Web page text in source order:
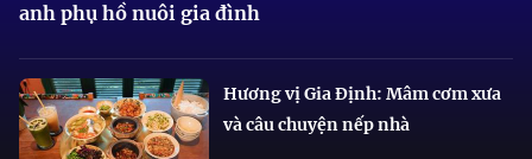
anh phụ hồ nuôi gia đình
Hương vị Gia Định: Mâm cơm xưa
và câu chuyện nếp nhà